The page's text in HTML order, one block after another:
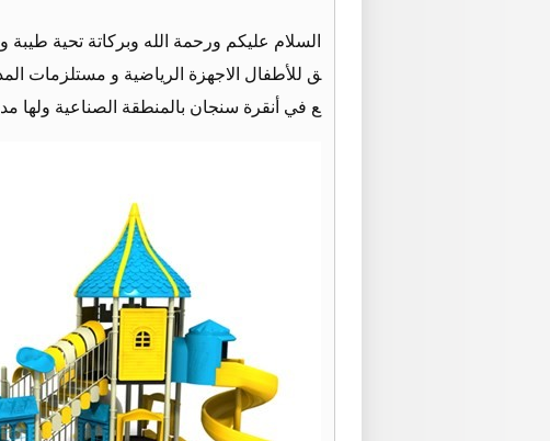
السلام عليكم ورحمة الله وبركاتة تحية
ع في أنقرة سنجان بالمنطقة الصناعية ولها